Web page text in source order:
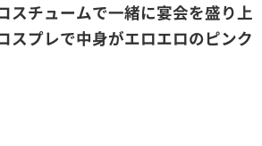
スチュームで一緒に宴会を盛り上
スプレで中身がエロエロのピンク